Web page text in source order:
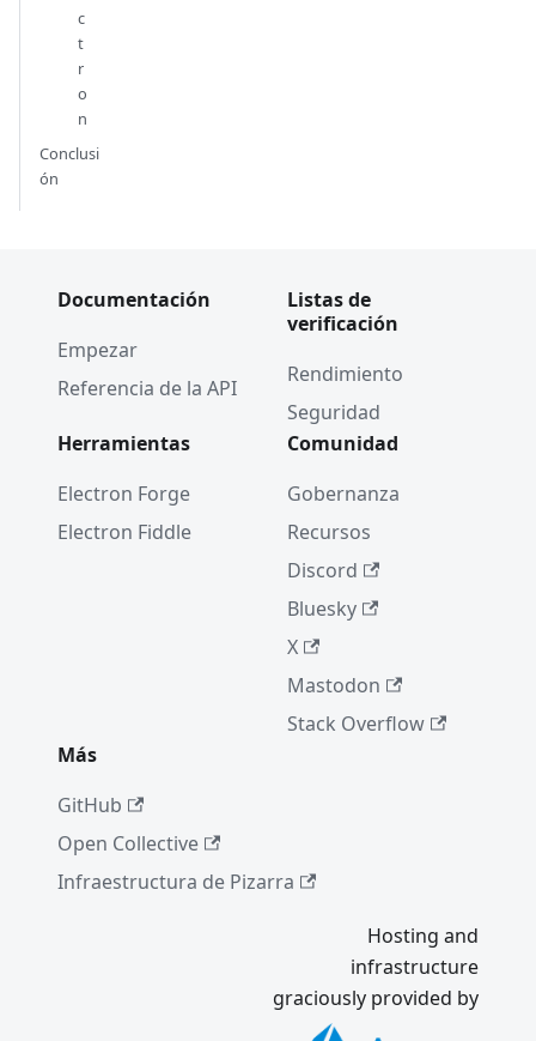
c
t
r
o
n
Conclusi
ón
Documentación
Empezar
Referencia de la API
Listas de
verificación
Rendimiento
Seguridad
Herramientas
Electron Forge
Electron Fiddle
Comunidad
Gobernanza
Recursos
Discord
Bluesky
X
Mastodon
Stack Overflow
Más
GitHub
Open Collective
Infraestructura de Pizarra
Hosting and
infrastructure
graciously provided by